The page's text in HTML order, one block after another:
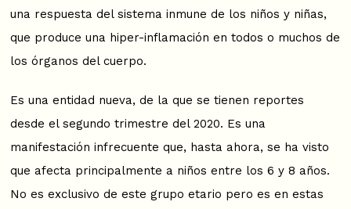
una respuesta del sistema inmune de los niños y niñas,
que produce una hiper-inflamación en todos o muchos de
los órganos del cuerpo.
Es una entidad nueva, de la que se tienen reportes
desde el segundo trimestre del 2020. Es una
manifestación infrecuente que, hasta ahora, se ha visto
que afecta principalmente a niños entre los 6 y 8 años.
No es exclusivo de este grupo etario pero es en estas